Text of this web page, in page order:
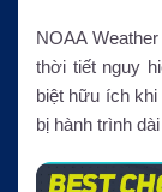
NOAA
thời tiết nguy
biệt hữu ích khi
bị hành trình